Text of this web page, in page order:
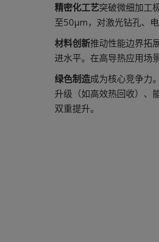
精密化工艺突破微细加工
至50μm，对激光钻孔、
材料创新推动性能边界拓
进水平。在高导热应用场
绿色制造成为核心竞争力
升级（如高效热回收）、
双重提升。